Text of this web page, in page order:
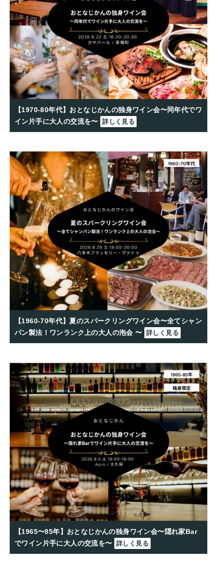
【1970-80年代】おとなじかんの独身ワイン会〜同年代でワ
イン片手に大人の交流を〜
詳しく見る
【1960-70年代】夏のスパークリングワイン会〜全てシャン
パン製法！ワンランク上の大人の泡会 〜 詳しく見る
【1965〜85年】おとなじかんの独身ワイン会〜隠れ家Bar
でワイン片手に大人の交流を〜 詳しく見る